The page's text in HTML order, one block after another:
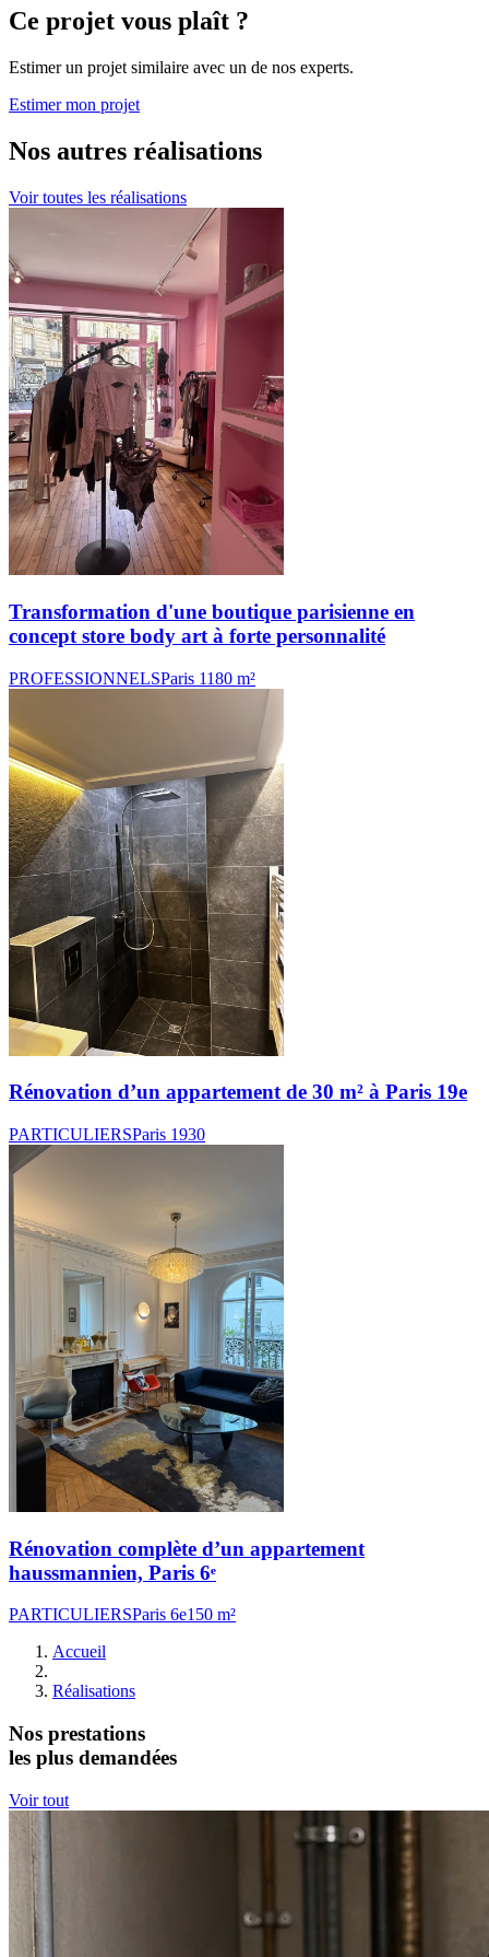
Ce projet vous plaît ?
Estimer un projet similaire avec un de nos experts.
Estimer mon projet
Nos autres réalisations
Voir toutes les réalisations
Transformation d'une boutique parisienne en
concept store body art à forte personnalité
PROFESSIONNELSParis 1180 m²
Rénovation d’un appartement de 30 m² à Paris 19e
PARTICULIERSParis 1930
Rénovation complète d’un appartement
haussmannien, Paris 6ᵉ
PARTICULIERSParis 6e150 m²
Accueil
Réalisations
Nos prestations
les plus demandées
Voir tout